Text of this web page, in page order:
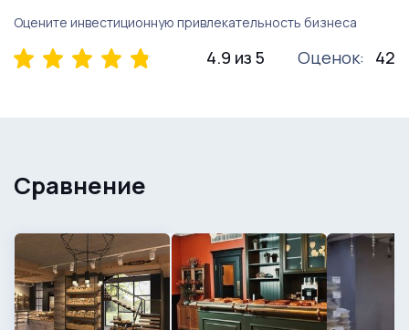
Оцените инвестиционную привлекательность бизнеса
4.9 из 5 Оценок: 42
Сравнение